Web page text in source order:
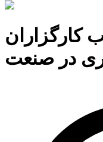
کارگزاران
در صنعت